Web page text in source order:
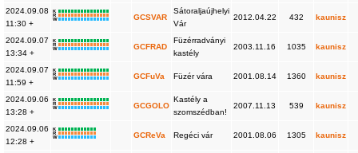
2024.09.08
11:30 +
K
R
W
GCSVAR
Sátoraljaújhelyi
Vár
2012.04.22 432 kaunisz
2024.09.07
13:34 +
K
R
W
GCFRAD
Füzérradványi
kastély
2003.11.16 1035 kaunisz
2024.09.07
11:59 +
K
R
W
GCFuVa Füzér vára 2001.08.14 1360 kaunisz
2024.09.06
13:28 +
K
R
W
GCGOLO
Kastély a
szomszédban!
2007.11.13 539 kaunisz
2024.09.06
12:28 +
K
R
W
GCReVa Regéci vár 2001.08.06 1305 kaunisz